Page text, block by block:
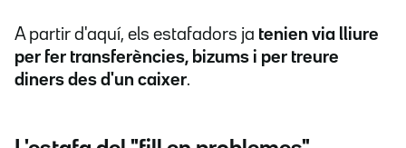
A partir d'aquí, els estafadors ja tenien via lliure
per fer transferències, bizums i per treure
diners des d'un caixer.